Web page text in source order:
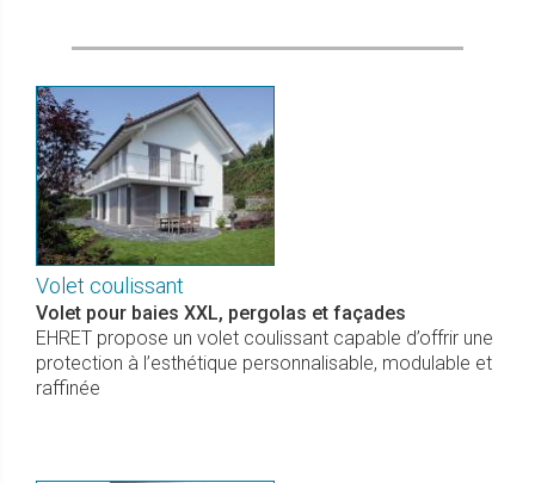
Volet coulissant
Volet pour baies XXL, pergolas et façades
EHRET propose un volet coulissant capable d’offrir une
protection à l’esthétique personnalisable, modulable et
raffinée